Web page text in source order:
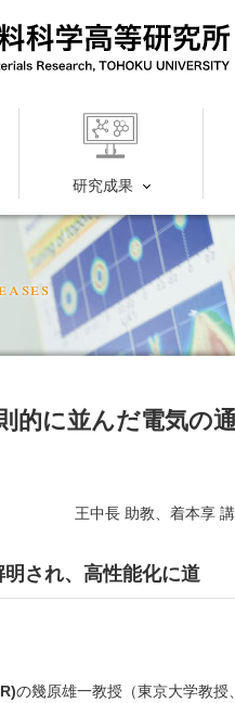
研究成果
的に並んだ電気の
王中長 助教、着本享
され、高性能化に道
の幾原雄一教授（東京大学教